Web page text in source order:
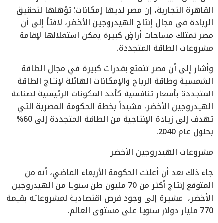
القاهرة التجارية، إن مصر لديها إمكانات؛ تؤهلها لتحقيق
الريادة في مجال إنتاج الهيدروجين الأخضر، لافتاً إلى أن
مصر تمتلك مساحات أراضٍ كبيرة يمكن استغلالها لإقامة
مشروعات الطاقة المتجددة.
وأشار إلى أن مصر تتمتع بقدرات كبيرة في مجال الطاقة
الشمسية وطاقة الرياح والإمكانات الهائلة لإنتاج الطاقة
المتجددة بأسعار تنافسية كأحد المكونات الرئيسية لصناعة
الهيدروجين الأخضر، مشيداً بخطة الحكومة المصرية التي
تهدف إلى زيادة الإنتاجية من الطاقة المتجددة إلى 60%
بحلول عام 2040.
مشروعات الهيدروجين الأخضر
جاء ذلك بعد أن أعلنت الحكومة الأربعاء الماضي، أنه من
المتوقع إنتاج أكثر من 70 مليون طن سنويا من الهيدروجين
الأخضر، مشيرة إلى وجود فرص اقتصادية لمشروعاته بقيمة
770 مليار دولار سنويا على مستوى العالم.